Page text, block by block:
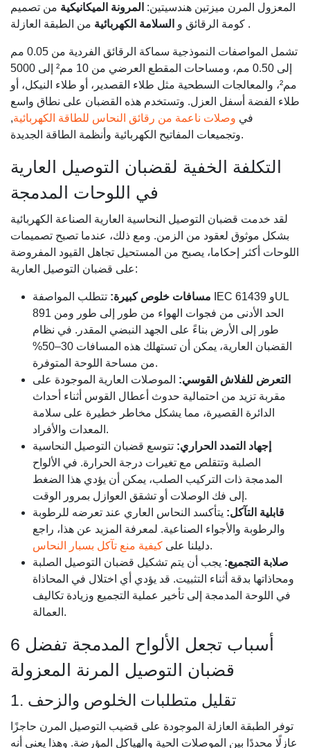
المعزول المرن ميزتين هندسيتين: المرونة الميكانيكية من تصميم
كومة الرقائق و السلامة الكهربائية من الطبقة العازلة .
تشمل المواصفات النموذجية سماكة الرقائق الفردية من 0.05 مم
إلى 0.50 مم، ومساحات المقطع العرضي من 10 مم² إلى 5000
مم²، والمعالجات السطحية مثل طلاء القصدير، أو طلاء النيكل، أو
طلاء الفضة أسفل العزل. وتستخدم هذه القضبان على نطاق واسع
في وصلات ناعمة من رقائق النحاس للطاقة الكهربائية,
وتجميعات المفاتيح الكهربائية وأنظمة الطاقة الجديدة.
التكلفة الخفية لقضبان التوصيل العارية
في اللوحات المدمجة
لقد خدمت قضبان التوصيل النحاسية العارية الصناعة الكهربائية
بشكل موثوق لعقود من الزمن. ومع ذلك، عندما تصبح تصميمات
اللوحات أكثر إحكاما، يصبح من المستحيل تجاهل القيود المفروضة
على قضبان التوصيل العارية:
مسافات خلوص كبيرة: تتطلب المواصفة IEC 61439 وUL
891 الحد الأدنى من فجوات الهواء من طور إلى طور ومن
طور إلى الأرض بناءً على الجهد النبضي المقدر. في نظام
القضبان العارية، يمكن أن تستهلك هذه المسافات 30–50%
من مساحة اللوحة المتوفرة.
التعرض للفلاش القوسي: الموصلات العارية الموجودة على
مقربة تزيد من احتمالية حدوث أعطال القوس أثناء أحداث
الدائرة القصيرة، مما يشكل مخاطر خطيرة على سلامة
المعدات والأفراد.
إجهاد التمدد الحراري: تتوسع قضبان التوصيل النحاسية
الصلبة وتتقلص مع تغيرات درجة الحرارة. في الألواح
المدمجة ذات التركيب الصلب، يمكن أن يؤدي هذا الضغط
إلى فك الوصلات أو تشقق العوازل بمرور الوقت.
قابلية التآكل: يتأكسد النحاس العاري عند تعرضه للرطوبة
والرطوبة والأجواء الصناعية. لمعرفة المزيد عن هذا، راجع
دليلنا على كيفية منع تآكل بسبار النحاس
.
صلابة التجميع: يجب أن يتم تشكيل قضبان التوصيل الصلبة
ومحاذاتها بدقة أثناء التثبيت. قد يؤدي أي اختلال في المحاذاة
في اللوحة المدمجة إلى تأخير عملية التجميع وزيادة تكاليف
العمالة.
6 أسباب تجعل الألواح المدمجة تفضل
قضبان التوصيل المرنة المعزولة
1. تقليل متطلبات الخلوص والزحف
توفر الطبقة العازلة الموجودة على قضيب التوصيل المرن حاجزًا
عازلًا محددًا بين الموصلات الحية والهياكل المؤرضة. وهذا يعني أنه